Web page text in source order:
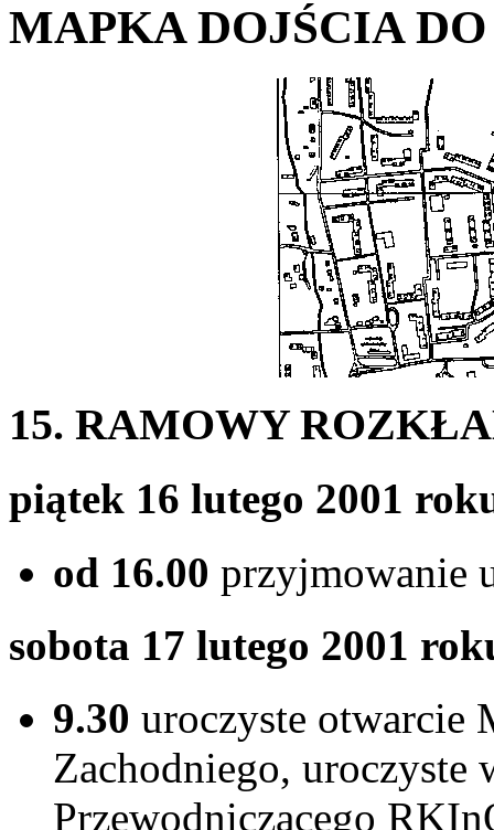
MAPKA DOJŚCIA
15. RAMOWY
piątek 16 lutego 2001
od 16.00 przyjmowanie
sobota 17 lutego 2001
9.30 uroczyste otwarcie
Zachodniego, uroczyste
Przewodniczącego